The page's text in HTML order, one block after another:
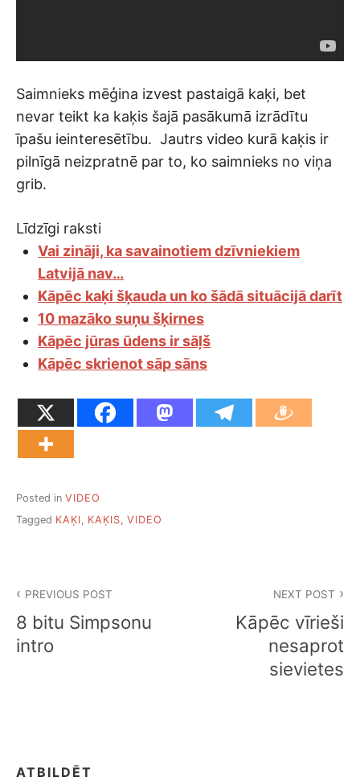
Saimnieks mēģina izvest pastaigā kaķi, bet
nevar teikt ka kaķis šajā pasākumā izrādītu
īpašu ieinteresētību. Jautrs video kurā kaķis ir
pilnīgā neizpratnē par to, ko saimnieks no viņa
grib.
Līdzīgi raksti
Vai zināji, ka savainotiem dzīvniekiem
Latvijā nav…
Kāpēc kaķi šķauda un ko šādā situācijā darīt
10 mazāko suņu šķirnes
Kāpēc jūras ūdens ir sāļš
Kāpēc skrienot sāp sāns
Posted in VIDEO
Tagged KAĶI KAĶIS VIDEO
izvēlne
PREVIOUS POST
8 bitu Simpsonu
intro
NEXT POST
Kāpēc vīrieši
nesaprot
sievietes
ATBILDĒT